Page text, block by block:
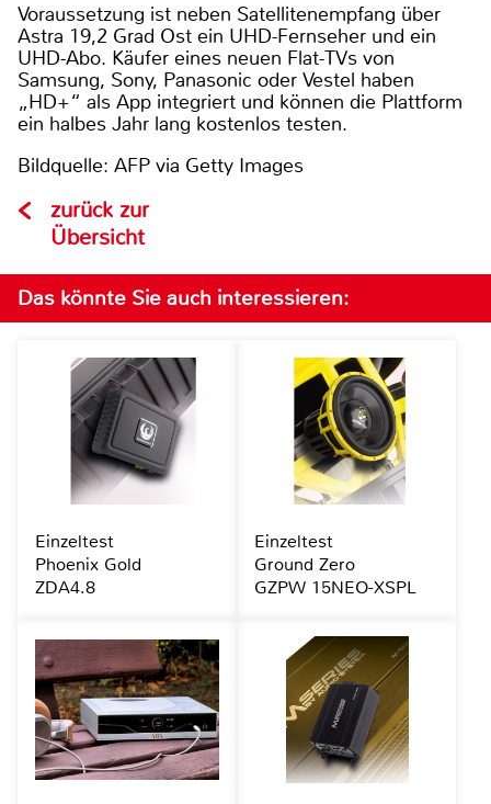
Voraussetzung ist neben Satellitenempfang über
Astra 19,2 Grad Ost ein UHD-Fernseher und ein
UHD-Abo. Käufer eines neuen Flat-TVs von
Samsung, Sony, Panasonic oder Vestel haben
„HD+“ als App integriert und können die Plattform
ein halbes Jahr lang kostenlos testen.
Bildquelle: AFP via Getty Images
zurück zur
Übersicht
Das könnte Sie auch interessieren:
Einzeltest
Phoenix Gold
ZDA4.8
Einzeltest
Ground Zero
GZPW 15NEO-XSPL